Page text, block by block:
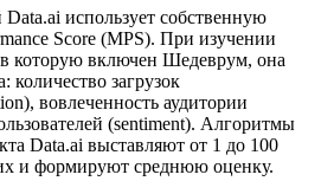
использует собственную
Score (MPS). При изучении
которую включен Шедеврум, она
количество загрузок
вовлеченность аудитории
(sentiment). Алгоритмы
Data.ai выставляют от 1 до 100
и формируют среднюю оценку.